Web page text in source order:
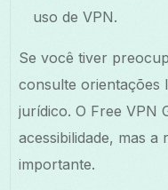
uso de VPN.
Se você tiver
consulte orientações
jurídico. O Free VPN
acessibilidade, mas a
importante.